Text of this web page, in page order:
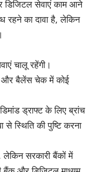
डिजिटल सेवाएं काम आने
रहने का दावा है, लेकिन
चालू रहेंगी।
और बैलेंस चेक में कोई
ड्राफ्ट के लिए ब्रांच
स्थिति की पुष्टि करना
सरकारी बैंकों में